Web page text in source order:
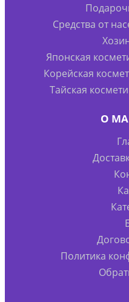
Средства от
Японская
Корейская
Тайская
О
Политика